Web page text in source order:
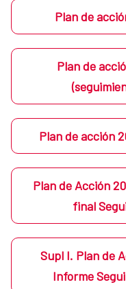
Plan de
Plan de
Plan de acción
Plan de Acción
final
Supl I. Plan de
Informe